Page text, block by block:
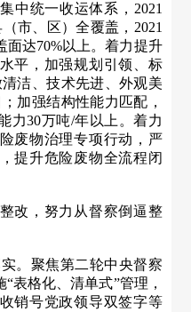
中统一收运体系，2021
市、区）全覆盖，2021
面达70%以上。着力提升
平，加强规划引领、标
洁、技术先进、外观美
加强结构性能力匹配，
力30万吨/年以上。着力
废物治理专项行动，严
提升危险废物全流程闭
改，努力从督察倒逼整
。聚焦第二轮中央督察
表格化、清单式”管理，
销号党政领导双签字等